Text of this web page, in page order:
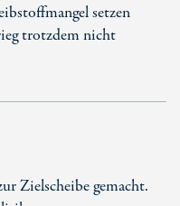
setzen
trotzdem nicht
Zielscheibe gemacht.